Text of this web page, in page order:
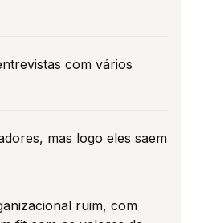
com vários
mas logo eles saem
ruim, com